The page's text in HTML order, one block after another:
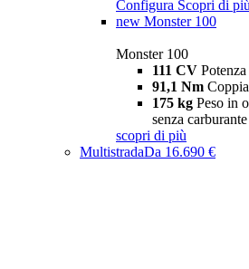
Configura Scopri di più
new Monster 100
Monster 100
111 CV Potenza
91,1 Nm Coppia
175 kg Peso in
senza carburante
scopri di più
MultistradaDa 16.690 €